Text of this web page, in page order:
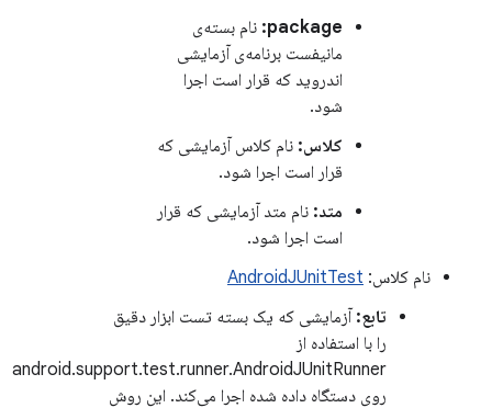
package: نام بسته‌ی
مانیفست برنامه‌ی آزمایشی
اندروید که قرار است اجرا
شود.
کلاس: نام کلاس آزمایشی که
قرار است اجرا شود.
متد: نام متد آزمایشی که قرار
است اجرا شود.
نام کلاس: AndroidJUnitTest
تابع: آزمایشی که یک بسته تست ابزار دقیق
را با استفاده از
android.support.test.runner.AndroidJUnitRunner
روی دستگاه داده شده اجرا می‌کند. این روش